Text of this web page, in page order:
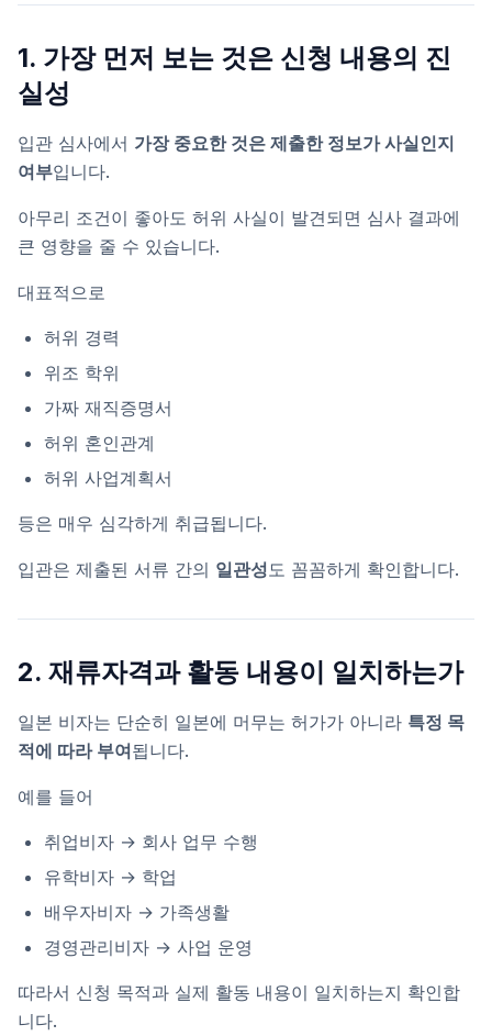
1. 가장 먼저 보는 것은 신청 내용의 진
실성
입관 심사에서 가장 중요한 것은 제출한 정보가 사실인지
여부입니다.
아무리 조건이 좋아도 허위 사실이 발견되면 심사 결과에
큰 영향을 줄 수 있습니다.
대표적으로
허위 경력
위조 학위
가짜 재직증명서
허위 혼인관계
허위 사업계획서
등은 매우 심각하게 취급됩니다.
입관은 제출된 서류 간의 일관성도 꼼꼼하게 확인합니다.
2. 재류자격과 활동 내용이 일치하는가
일본 비자는 단순히 일본에 머무는 허가가 아니라 특정 목
적에 따라 부여됩니다.
예를 들어
취업비자 → 회사 업무 수행
유학비자 → 학업
배우자비자 → 가족생활
경영관리비자 → 사업 운영
따라서 신청 목적과 실제 활동 내용이 일치하는지 확인합
니다.